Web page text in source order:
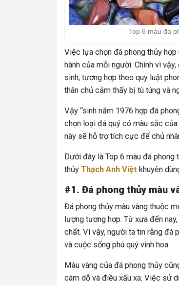
Top 6 màu đá
Việc lựa chọn đá phong thủy
hành của mỗi người. Chính vì
sinh, tương hợp theo quy luật
thân chủ cảm thấy bị tù túng và
Vậy “sinh năm 1976 hợp đá
chọn loại đá quý có màu sắc
này sẽ hỗ trợ tích cực để chủ
Dưới đây là Top 6 màu đá phong
thủy Thạch Anh Việt khuyên
#1. Đá phong thủy màu
Đá phong thủy màu vàng thuộc
lượng tương hợp. Từ xưa đến
chất. Vì vậy, người ta tin rằng đá
và cuộc sống phú quý vinh hoa.
Màu vàng của đá phong thủy
cám dỗ và điều xấu xa. Việc sử